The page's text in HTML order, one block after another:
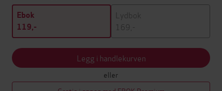
Ebok
119,-
Lydbok
169,-
Legg i handlekurven
eller